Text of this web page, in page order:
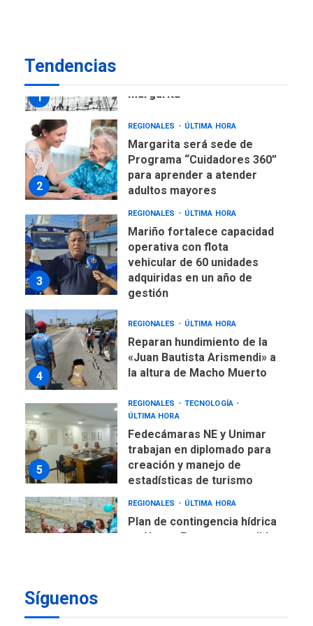
Tendencias
1
Margarita
2
REGIONALES ÚLTIMA HORA
Margarita será sede de
Programa “Cuidadores 360”
para aprender a atender
adultos mayores
3
REGIONALES ÚLTIMA HORA
Mariño fortalece capacidad
operativa con flota
vehicular de 60 unidades
adquiridas en un año de
gestión
4
REGIONALES ÚLTIMA HORA
Reparan hundimiento de la
«Juan Bautista Arismendi» a
la altura de Macho Muerto
5
REGIONALES
TECNOLOGÍA
ÚLTIMA HORA
Fedecámaras NE y Unimar
trabajan en diplomado para
creación y manejo de
estadísticas de turismo
REGIONALES ÚLTIMA HORA
Plan de contingencia hídrica
en Nueva Esparta consolida
Síguenos